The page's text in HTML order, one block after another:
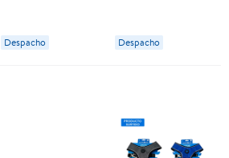
Master Dog
Despacho Despacho